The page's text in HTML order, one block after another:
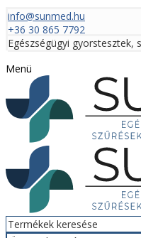
info@sunmed.hu
+36 30 865 7792
Egészségügyi gyorstesztek,
Menü